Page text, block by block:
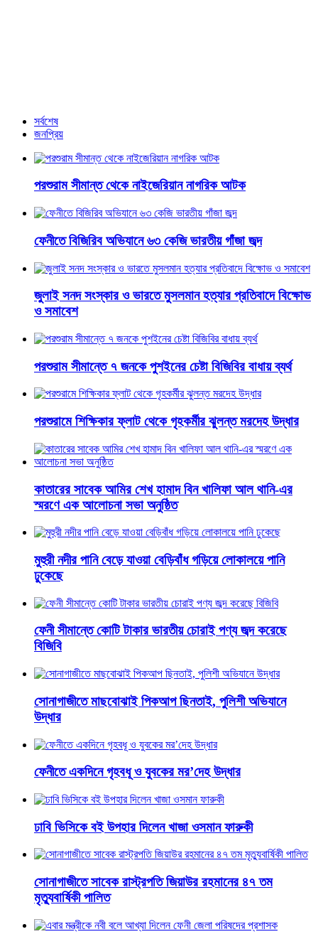
সর্বশেষ
জনপ্রিয়
পরশুরাম সীমান্ত থেকে নাইজেরিয়ান নাগরিক আটক
ফেনীতে বিজিরিব অভিযানে ৬৩ কেজি ভারতীয় গাঁজা জব্দ
জুলাই সনদ সংস্কার ও ভারতে মুসলমান হত্যার প্রতিবাদে বিক্ষোভ
ও সমাবেশ
পরশুরাম সীমান্তে ৭ জনকে পুশইনের চেষ্টা বিজিবির বাধায় ব্যর্থ
পরশুরামে শিক্ষিকার ফ্লাট থেকে গৃহকর্মীর ঝুলন্ত মরদেহ উদ্ধার
কাতারের সাবেক আমির শেখ হামাদ বিন খালিফা আল থানি-এর
স্মরণে এক আলোচনা সভা অনুষ্ঠিত
মুহুরী নদীর পানি বেড়ে যাওয়া বেড়িবাঁধ গড়িয়ে লোকালয়ে পানি
ঢুকেছে
ফেনী সীমান্তে কোটি টাকার ভারতীয় চোরাই পণ্য জব্দ করেছে
বিজিবি
সোনাগাজীতে মাছবোঝাই পিকআপ ছিনতাই, পুলিশী অভিযানে
উদ্ধার
ফেনীতে একদিনে গৃহবধূ ও যুবকের মর’দেহ উদ্ধার
ঢাবি ভিসিকে বই উপহার দিলেন খাজা ওসমান ফারুকী
সোনাগাজীতে সাবেক রাস্ট্রপতি জিয়াউর রহমানের ৪৭ তম
মৃত্যুবার্ষিকী পালিত